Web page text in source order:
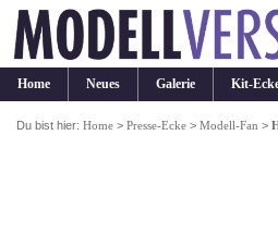
Home Neues Galerie Kit-
Du bist hier:Home >Presse-Ecke >Modell-Fan >